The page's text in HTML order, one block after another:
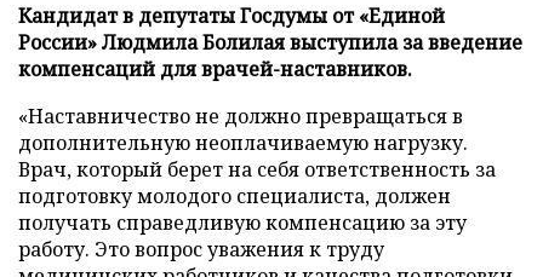
Кандидат в депутаты Госдумы от «Единой
России» Людмила Болилая выступила за введение
компенсаций для врачей-наставников.
«Наставничество не должно превращаться в
дополнительную неоплачиваемую нагрузку.
Врач, который берет на себя ответственность за
подготовку молодого специалиста, должен
получать справедливую компенсацию за эту
работу. Это вопрос уважения к труду